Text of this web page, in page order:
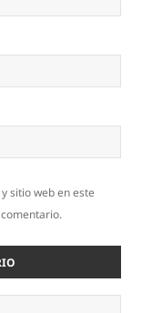
sitio web en este